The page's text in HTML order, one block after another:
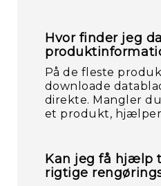
Hvor finder jeg
På de fleste
downloade
direkte. Mangler
et produkt, hjælper
Kan jeg få hjælp
rigtige